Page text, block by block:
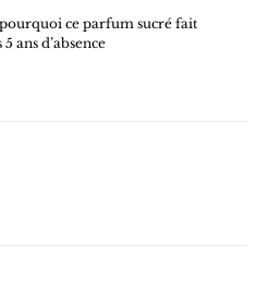
ce parfum sucré fait
ans d’absence